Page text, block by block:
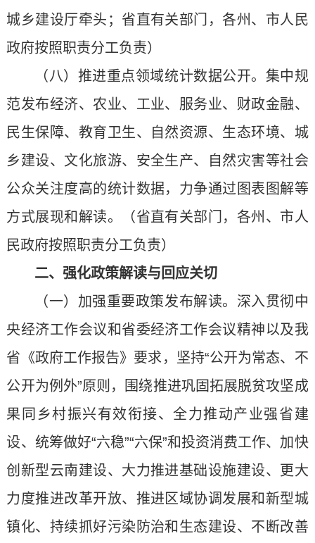
城乡建设厅牵头；省直有关部门，各州、市人民
政府按照职责分工负责）
（八）推进重点领域统计数据公开。集中规
范发布经济、农业、工业、服务业、财政金融、
民生保障、教育卫生、自然资源、生态环境、城
乡建设、文化旅游、安全生产、自然灾害等社会
公众关注度高的统计数据，力争通过图表图解等
方式展现和解读。（省直有关部门，各州、市人
民政府按照职责分工负责）
二、强化政策解读与回应关切
（一）加强重要政策发布解读。深入贯彻中
央经济工作会议和省委经济工作会议精神以及我
省《政府工作报告》要求，坚持“公开为常态、不
公开为例外”原则，围绕推进巩固拓展脱贫攻坚成
果同乡村振兴有效衔接、全力推动产业强省建
设、统筹做好“六稳”“六保”和投资消费工作、加快
创新型云南建设、大力推进基础设施建设、更大
力度推进改革开放、推进区域协调发展和新型城
镇化、持续抓好污染防治和生态建设、不断改善